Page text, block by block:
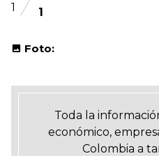
1 1
Foto:
Toda la
económico,
Colombia a